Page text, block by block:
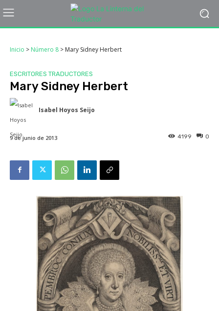
Inicio > Número 8 > Mary Sidney Herbert
ESCRITORES TRADUCTORES
Mary Sidney Herbert
Isabel Hoyos Seijo
9 de junio de 2013 0
4199